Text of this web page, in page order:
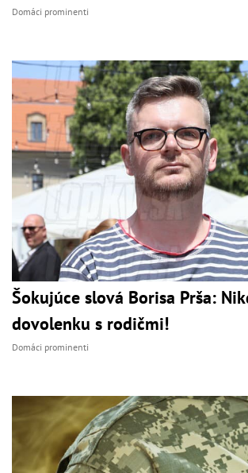
Domáci prominenti
Šokujúce slová Borisa Prša:
dovolenku s rodičmi!
Domáci prominenti